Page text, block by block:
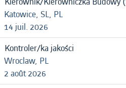
Katowice, SL, PL
14 juil. 2026
Kontroler/ka jakości
Wroclaw, PL
2 août 2026